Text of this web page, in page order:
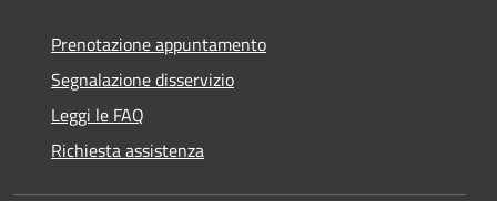
Prenotazione appuntamento
Segnalazione disservizio
Leggi le FAQ
Richiesta assistenza